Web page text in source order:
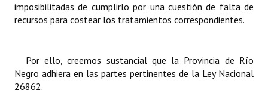
Bariloche, Municipio intercultural
REFORMA DE LA CARTA ORGÁNICA
imposibilitadas de cumplirlo por una cuestión de falta de
recursos para costear los tratamientos correspondientes.
Por ello, creemos sustancial que la Provincia de Río
Negro adhiera en las partes pertinentes de la Ley Nacional
26862.